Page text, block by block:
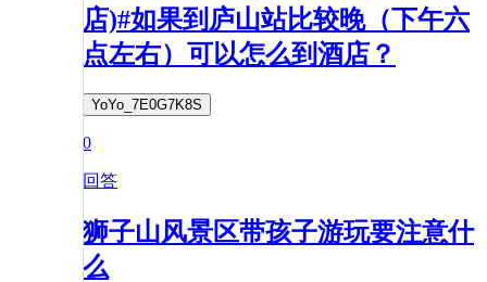
店)#如果到庐山站比较晚（下午六
点左右）可以怎么到酒店？
YoYo_7E0G7K8S
0
回答
狮子山风景区带孩子游玩要注意什
么